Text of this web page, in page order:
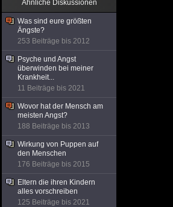
Ähnliche Diskussionen
Was sind eure größten
Ängste?
253 Beiträge bis 2012
Psyche und Angst
überwinden bei meiner
Krankheit...
11 Beiträge bis 2021
Wovor hat der Mensch am
meisten Angst?
188 Beiträge bis 2013
Wirkung von Puppen auf
den Menschen
176 Beiträge bis 2015
Eltern die ihren Kindern
alles vorschreiben
125 Beiträge bis 2021